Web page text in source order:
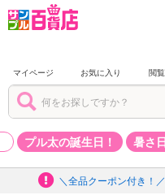
マイページ お気に入り 閲
プル太の誕生日！ 暑さ
＼全品クーポン付き！